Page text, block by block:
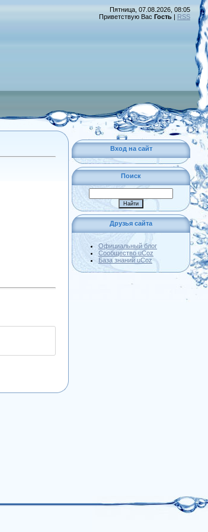
Пятница, 07.08.2026, 08:05
Приветствую Вас Гость | RSS
Вход на сайт
Поиск
Друзья сайта
Официальный блог
Сообщество uCoz
База знаний uCoz